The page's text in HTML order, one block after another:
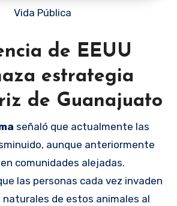
Vida Pública
de EEUU
estrategia
de Guanajuato
señaló que actualmente las
aunque anteriormente
comunidades alejadas.
las personas cada vez invaden
de estos animales al